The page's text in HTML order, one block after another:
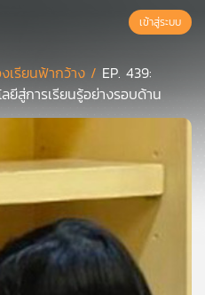
เข้าสู่ระบบ
เรียนฟ้ากว้าง / EP. 439:
ยีสู่การเรียนรู้อย่างรอบด้าน